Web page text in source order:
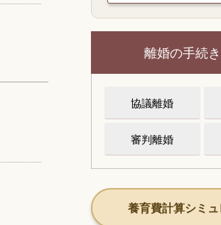
離婚の手続
協議離婚
審判離婚
養育費計算シミ